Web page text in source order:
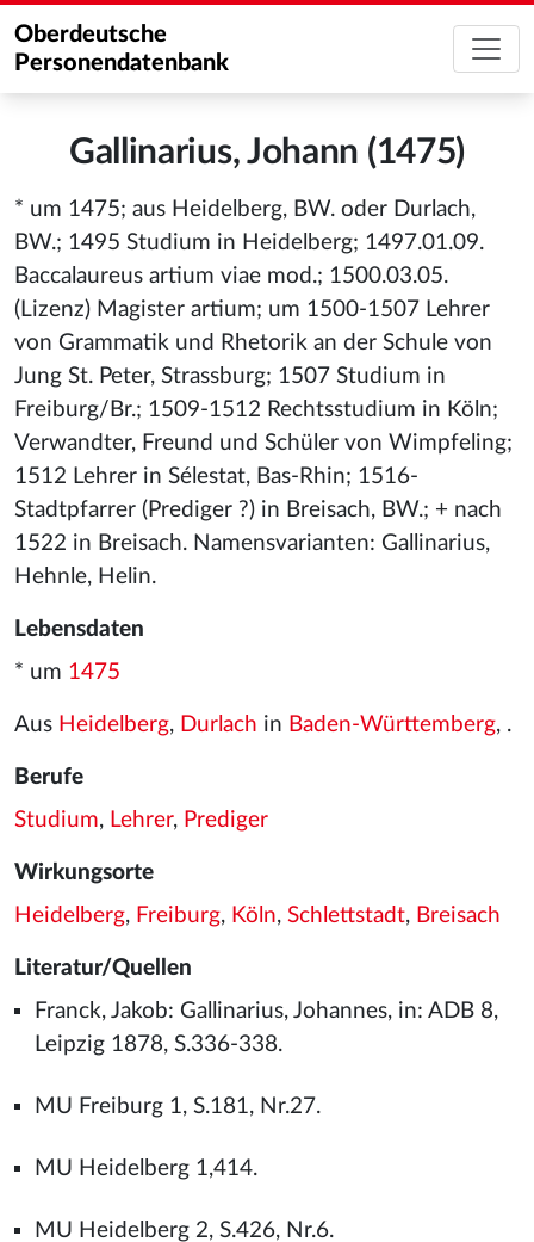
Oberdeutsche
Personendatenbank
Gallinarius, Johann (1475)
* um 1475; aus Heidelberg, BW. oder Durlach,
BW.; 1495 Studium in Heidelberg; 1497.01.09.
Baccalaureus artium viae mod.; 1500.03.05.
(Lizenz) Magister artium; um 1500-1507 Lehrer
von Grammatik und Rhetorik an der Schule von
Jung St. Peter, Strassburg; 1507 Studium in
Freiburg/Br.; 1509-1512 Rechtsstudium in Köln;
Verwandter, Freund und Schüler von Wimpfeling;
1512 Lehrer in Sélestat, Bas-Rhin; 1516-
Stadtpfarrer (Prediger ?) in Breisach, BW.; + nach
1522 in Breisach. Namensvarianten: Gallinarius,
Hehnle, Helin.
Lebensdaten
* um 1475
Aus Heidelberg, Durlach in Baden-Württemberg, .
Berufe
Studium, Lehrer, Prediger
Wirkungsorte
Heidelberg, Freiburg, Köln, Schlettstadt, Breisach
Literatur/Quellen
Franck, Jakob: Gallinarius, Johannes, in: ADB 8,
Leipzig 1878, S.336-338.
MU Freiburg 1, S.181, Nr.27.
MU Heidelberg 1,414.
MU Heidelberg 2, S.426, Nr.6.